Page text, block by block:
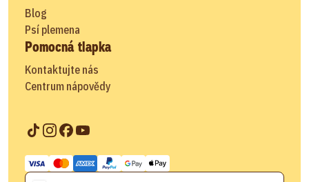
Blog
Psí plemena
Pomocná tlapka
Kontaktujte nás
Centrum nápovědy